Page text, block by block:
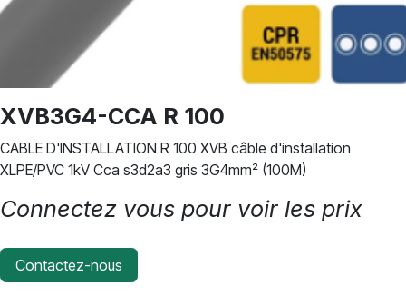
XVB3G4-CCA R 100
CABLE D'INSTALLATION R 100 XVB câble d'installation
XLPE/PVC 1kV Cca s3d2a3 gris 3G4mm² (100M)
Connectez vous pour voir les prix
Contactez-nous